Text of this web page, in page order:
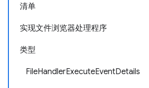
清单
实现文件浏览器处理程序
类型
FileHandlerExecuteEventDetails